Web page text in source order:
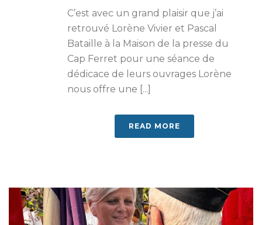
C’est avec un grand plaisir que j’ai
retrouvé Lorène Vivier et Pascal
Bataille à la Maison de la presse du
Cap Ferret pour une séance de
dédicace de leurs ouvrages Lorène
nous offre une [...]
READ MORE